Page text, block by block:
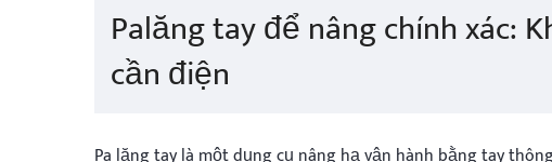
Palăng tay để nâng chính xác:
cần điện
Pa lăng tay là một dụng cụ nâng hạ vận hành bằng tay